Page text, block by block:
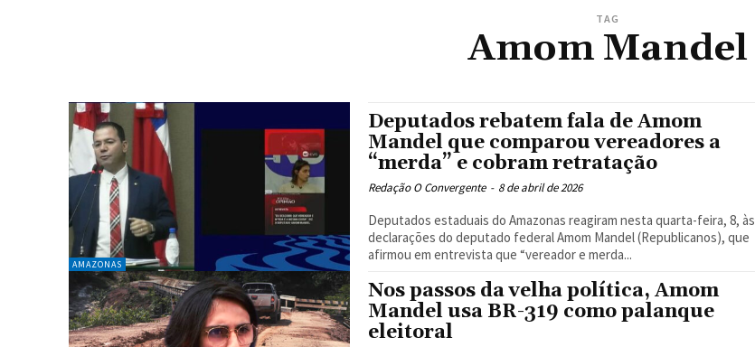
TAG
Amom Mandel
AMAZONAS
Deputados rebatem fala de Amom
Mandel que comparou vereadores a
“merda” e cobram retratação
Redação O Convergente - 8 de abril de 2026
Deputados estaduais do Amazonas reagiram nesta quarta-feira, 8, às
declarações do deputado federal Amom Mandel (Republicanos), que
afirmou em entrevista que “vereador e merda...
Nos passos da velha política, Amom
Mandel usa BR-319 como palanque
eleitoral